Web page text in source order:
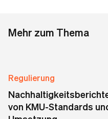
Mehr zum Thema
Regulierung
von KMU-Standards